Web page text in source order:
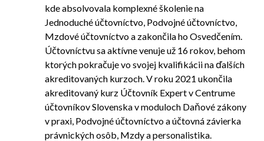
kde absolvovala komplexné školenie na
Jednoduché účtovníctvo, Podvojné účtovníctvo,
Mzdové účtovníctvo a zakončila ho Osvedčením.
Účtovníctvu sa aktívne venuje už 16 rokov, behom
ktorých pokračuje vo svojej kvalifikácii na ďalších
akreditovaných kurzoch. V roku 2021 ukončila
akreditovaný kurz Účtovník Expert v Centrume
účtovníkov Slovenska v moduloch Daňové zákony
v praxi, Podvojné účtovníctvo a účtovná závierka
právnických osôb, Mzdy a personalistika.